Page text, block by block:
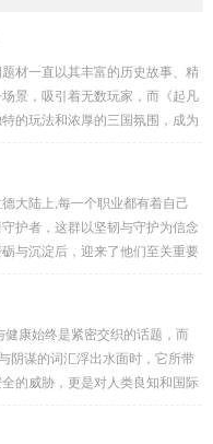
材一直以其丰富的历史故事、精
景，吸引着无数玩家，而《起凡
的玩法和浓厚的三国氛围，成为
热血的三国对战之旅。 《起凡
，如勇猛无双的吕布、足智多谋
，率领自己的军队在战场上冲锋
一场战斗都充满了变...
大陆上,每一个职业都有着自己
护者，这群以坚韧与守护为信念
与沉淀后，迎来了他们至关重要
护的重任，他们身躯魁梧，手持
他们凭借着基础的技能和坚定的
经验，不断成长，无论是在阴森
纷飞的前线战场，守...
康始终是紧密交织的话题，而
阴谋的词汇浮出水面时，它所带
的威胁，更是对人类良知和国际
现其不可告人的目的，秘密设立